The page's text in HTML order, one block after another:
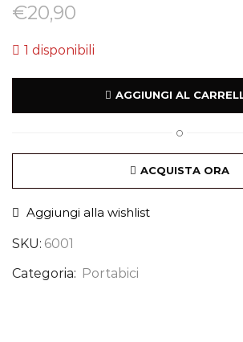
€20,90
1 disponibili
AGGIUNGI AL
O
ACQUISTA ORA
Aggiungi alla wishlist
SKU: 6001
Categoria: Portabici